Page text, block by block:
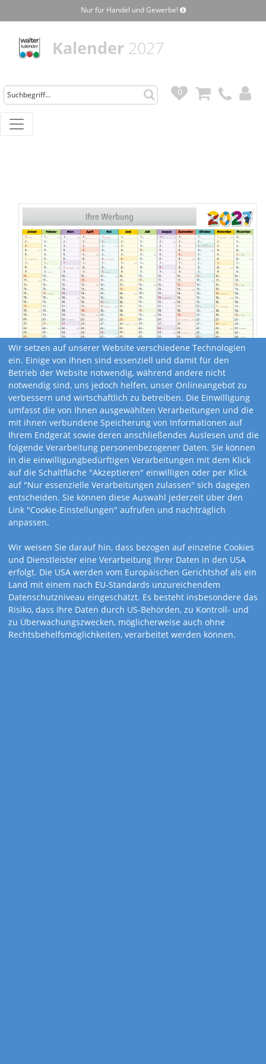
Nur für Handel und Gewerbe!
Kalender 2027
0
Kalendervarianten
Wir setzen auf unserer Website verschiedene Technologien
ein. Einige von ihnen sind essenziell und damit für den
Betrieb der Website notwendig, während andere nicht
notwendig sind, uns jedoch helfen, unser Onlineangebot zu
verbessern und wirtschaftlich zu betreiben. Die Einwilligung
umfasst die von Ihnen ausgewählten Verarbeitungen und die
mit ihnen verbundene Speicherung von Informationen auf
Ihrem Endgerät sowie deren anschließendes Auslesen und die
folgende Verarbeitung personenbezogener Daten. Sie können
in die einwilligungbedürftigen Verarbeitungen mit dem Klick
auf die Schaltfläche "Akzeptieren" einwilligen oder per Klick
auf "Nur essenzielle Verarbeitungen zulassen" sich dagegen
entscheiden. Sie können diese Auswahl jederzeit über den
Link "Cookie-Einstellungen" aufrufen und nachträglich
anpassen.
Wir weisen Sie darauf hin, dass bezogen auf einzelne Cookies
und Dienstleister eine Verarbeitung Ihrer Daten in den USA
erfolgt. Die USA werden vom Europäischen Gerichtshof als ein
Land mit einem nach EU-Standards unzureichendem
Datenschutzniveau eingeschätzt. Es besteht insbesondere das
Risiko, dass Ihre Daten durch US-Behörden, zu Kontroll- und
zu Überwachungszwecken, möglicherweise auch ohne
Rechtsbehelfsmöglichkeiten, verarbeitet werden können.